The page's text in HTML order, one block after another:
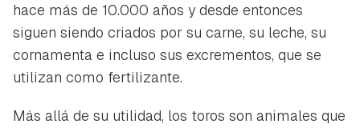
hace más de 10.000 años y desde entonces
siguen siendo criados por su carne, su leche, su
cornamenta e incluso sus excrementos, que se
utilizan como fertilizante.
Más allá de su utilidad, los toros son animales que